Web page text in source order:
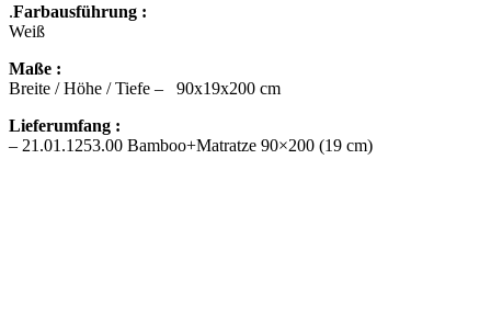
.Farbausführung :
Weiß
Maße :
Breite / Höhe / Tiefe – 90x19x200 cm
Lieferumfang :
– 21.01.1253.00 Bamboo+Matratze 90×200 (19 cm)